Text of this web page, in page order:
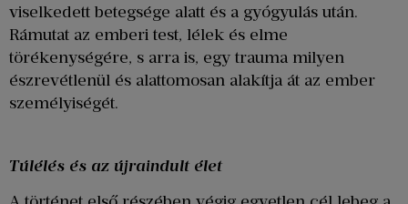
viselkedett betegsége alatt és a gyógyulás után.
Rámutat az emberi test, lélek és elme
törékenységére, s arra is, egy trauma milyen
észrevétlenül és alattomosan alakítja át az ember
személyiségét.
Túlélés és az újraindult élet